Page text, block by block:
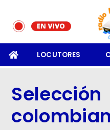
LOCUTORES
Selección